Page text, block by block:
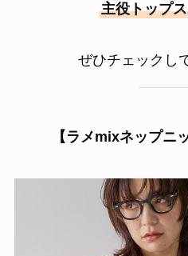
主役トップス
ぜひチェックし
【ラメmixネップニ